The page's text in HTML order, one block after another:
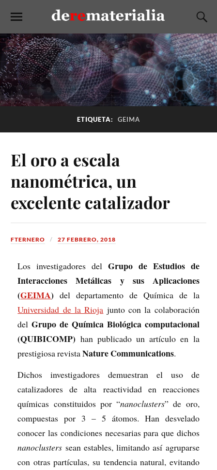
ETIQUETA: GEIMA
El oro a escala
nanométrica, un
excelente catalizador
FTERNERO 27 FEBRERO, 2018
Los investigadores del Grupo de Estudios de
Interacciones Metálicas y sus Aplicaciones
(GEIMA)del departamento de Química de la
Universidad de la Rioja junto con la colaboración
delGrupo de Química Biológica computacional
(QUIBICOMP) han publicado un artículo en la
prestigiosa revistaNature Communications.
Dichos investigadores demuestran el uso de
catalizadores de alta reactividad en reacciones
químicas constituidos por “nanoclusters” de oro,
compuestas por 3 – 5 átomos. Han desvelado
conocer las condiciones necesarias para que dichos
nanoclusters sean estables, limitando así agruparse
con otras partículas, su tendencia natural, evitando